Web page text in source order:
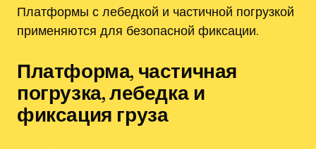
Платформы с лебедкой и частичной погрузкой
применяются для безопасной фиксации.
Платформа‚ частичная
погрузка‚ лебедка и
фиксация груза